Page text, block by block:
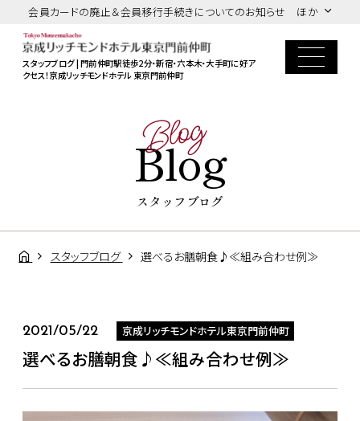
会員カードの廃止＆会員移行手続きについてのお知らせ ほか
スタッフブログ | 門前仲町駅徒歩2分・新宿・六本木・大手町に好ア
クセス！京成リッチモンドホテル 東京門前仲町
Blog
Blog
スタッフブログ
スタッフブログ 選べるお膳朝食♪≪組み合わせ例≫
2021/05/22 京成リッチモンドホテル東京門前仲町
選べるお膳朝食♪≪組み合わせ例≫